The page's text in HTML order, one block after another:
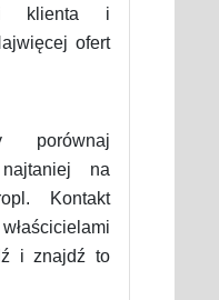
klienta i
ofert
porównaj
na
Kontakt
i znajdź to